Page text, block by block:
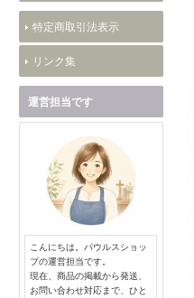
特定商取引法表示
リンク集
運営担当です
こんにちは。パウルスショッ
プの運営担当です。
現在、商品の掲載から発送、
お問い合わせ対応まで、ひと